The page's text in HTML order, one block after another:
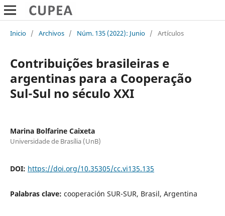
Inicio / Archivos / Núm. 135 (2022): Junio / Artículos
Contribuições brasileiras e
argentinas para a Cooperação
Sul-Sul no século XXI
Marina Bolfarine Caixeta
Universidade de Brasília (UnB)
DOI: https://doi.org/10.35305/cc.vi135.135
Palabras clave: cooperación SUR-SUR, Brasil, Argentina